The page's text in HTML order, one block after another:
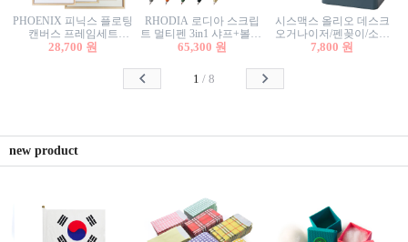
PHOENIX 피닉스 플로팅
캔버스 프레임세트
50x50cm/액자캔버스/인테
28,700 원
RHODIA 로디아 스크립
트 멀티펜 3in1 샤프+볼펜/
무광택 알루미늄 육각배
65,300 원
시스맥스 올리오 데스크
오거나이저/펜꽂이/소품
꽂이/소품함/정리함/수납
7,800 원
1 / 8
new product